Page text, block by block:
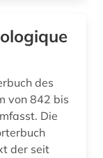
des
von 842 bis
Die
der seit